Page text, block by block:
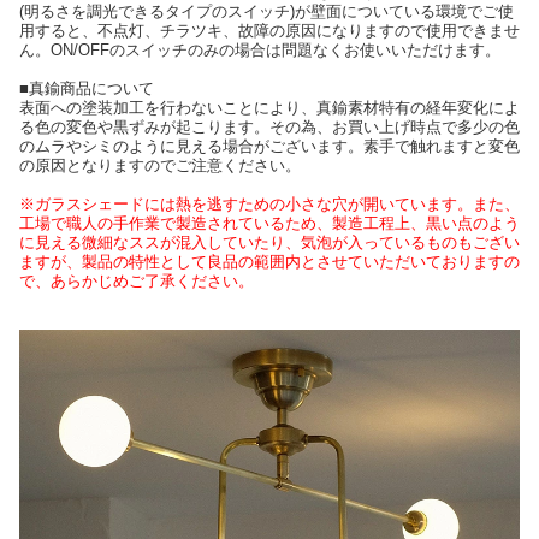
(明るさを調光できるタイプのスイッチ)が壁面についている環境でご使
用すると、不点灯、チラツキ、故障の原因になりますので使用できませ
ん。ON/OFFのスイッチのみの場合は問題なくお使いいただけます。
■真鍮商品について
表面への塗装加工を行わないことにより、真鍮素材特有の経年変化によ
る色の変色や黒ずみが起こります。その為、お買い上げ時点で多少の色
のムラやシミのように見える場合がございます。素手で触れますと変色
の原因となりますのでご注意ください。
※ガラスシェードには熱を逃すための小さな穴が開いています。また、
工場で職人の手作業で製造されているため、製造工程上、黒い点のよう
に見える微細なススが混入していたり、気泡が入っているものもござい
ますが、製品の特性として良品の範囲内とさせていただいておりますの
で、あらかじめご了承ください。